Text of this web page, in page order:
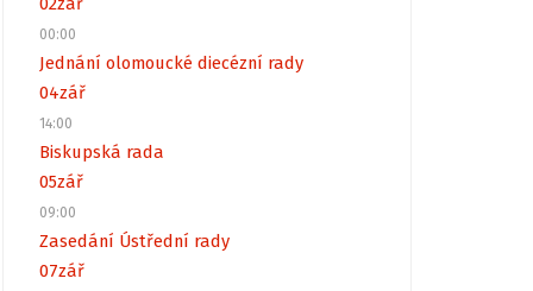
00:00
Jednání olomoucké diecézní rady
04zář
14:00
Biskupská rada
05zář
09:00
Zasedání Ústřední rady
07zář